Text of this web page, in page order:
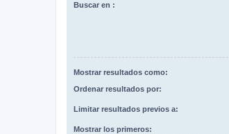
Buscar en :
Mostrar resultados como:
Ordenar resultados por:
Limitar resultados previos a:
Mostrar los primeros: